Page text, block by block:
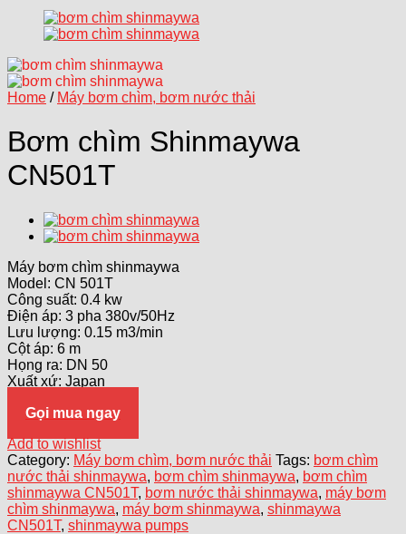
Home / Máy bơm chìm, bơm nước thải
Bơm chìm Shinmaywa
CN501T
Máy bơm chìm shinmaywa
Model: CN 501T
Công suất: 0.4 kw
Điện áp: 3 pha 380v/50Hz
Lưu lượng: 0.15 m3/min
Cột áp: 6 m
Họng ra: DN 50
Xuất xứ: Japan
Gọi mua ngay
Add to wishlist
Category: Máy bơm chìm, bơm nước thải Tags: bơm chìm
nước thải shinmaywa, bơm chìm shinmaywa, bơm chìm
shinmaywa CN501T, bơm nước thải shinmaywa, máy bơm
chìm shinmaywa, máy bơm shinmaywa, shinmaywa
CN501T, shinmaywa pumps